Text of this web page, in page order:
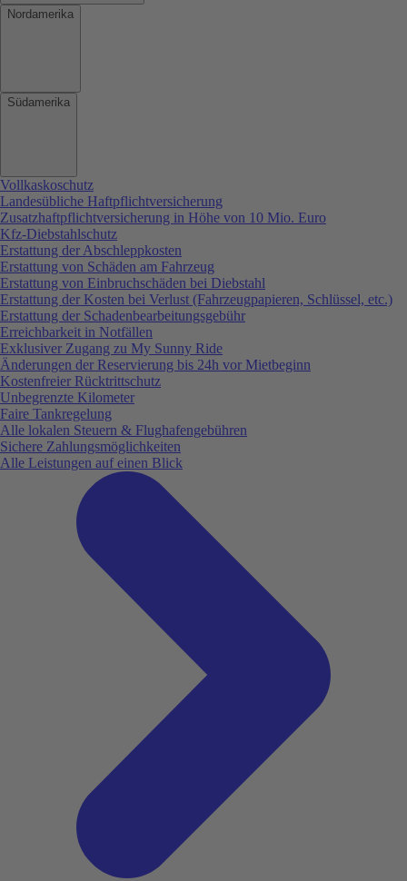
Nordamerika
Südamerika
Vollkaskoschutz
Landesübliche Haftpflichtversicherung
Zusatzhaftpflichtversicherung in Höhe von 10 Mio. Euro
Kfz-Diebstahlschutz
Erstattung der Abschleppkosten
Erstattung von Schäden am Fahrzeug
Erstattung von Einbruchschäden bei Diebstahl
Erstattung der Kosten bei Verlust (Fahrzeugpapieren, Schlüssel, etc.)
Erstattung der Schadenbearbeitungsgebühr
Erreichbarkeit in Notfällen
Exklusiver Zugang zu My Sunny Ride
Änderungen der Reservierung bis 24h vor Mietbeginn
Kostenfreier Rücktrittschutz
Unbegrenzte Kilometer
Faire Tankregelung
Alle lokalen Steuern & Flughafengebühren
Sichere Zahlungsmöglichkeiten
Alle Leistungen auf einen Blick